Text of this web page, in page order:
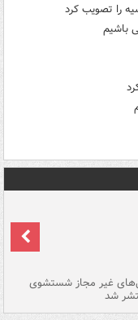
را تصویب کرد
باشیم
غیر مجاز شستشوی
شد